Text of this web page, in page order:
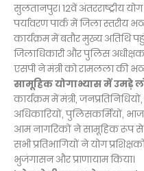
सुलतानपुर। 12वें अंतरराष्ट्रीय
पर्यावरण पार्क में जिला स्तरीय
कार्यक्रम में बतौर मुख्य अतिथि
जिलाधिकारी और पुलिस
एसपी ने मंत्री को रामलला की
सामूहिक योगाभ्यास में उमड़े
कार्यक्रम में मंत्री,
अधिकारियों, पुलिसकर्मियों,
आम नागरिकों ने सामूहिक रूप से
सभी प्रतिभागियों ने योग
भुजंगासन और प्राणायाम किया।